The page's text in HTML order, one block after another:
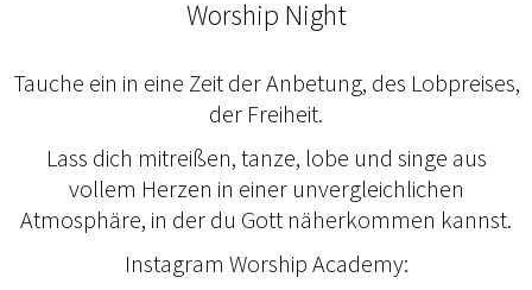
Worship Night
Tauche ein in eine Zeit der Anbetung, des Lobpreises,
der Freiheit.
Lass dich mitreißen, tanze, lobe und singe aus
vollem Herzen in einer unvergleichlichen
Atmosphäre, in der du Gott näherkommen kannst.
Instagram Worship Academy: